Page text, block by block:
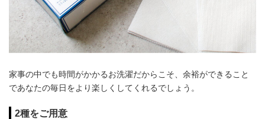
家事の中でも時間がかかるお洗濯だからこそ、余裕ができること
であなたの毎日をより楽しくしてくれるでしょう。
2種をご用意